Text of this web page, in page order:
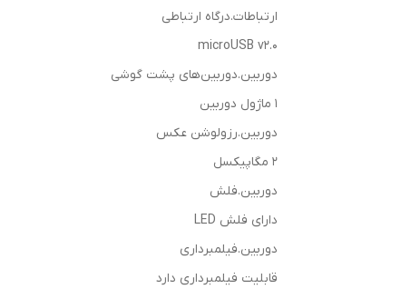
ارتباطات.درگاه ارتباطی
microUSB v2.0
دوربین.دوربین‌های پشت گوشی
1 ماژول دوربین
دوربین.رزولوشن عکس
2 مگاپیکسل
دوربین.فلش
دارای فلش LED
دوربین.فیلمبرداری
قابلیت فیلمبرداری دارد